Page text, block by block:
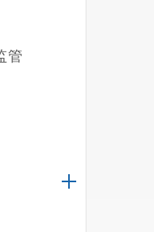
管